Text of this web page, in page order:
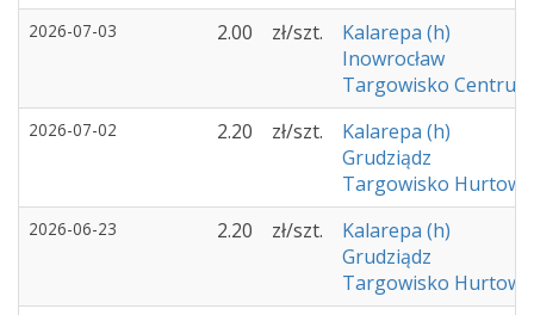
2026-07-03 2.00 zł/szt.
Kalarepa (h)
Inowrocław
Targowisko
2026-07-02 2.20 zł/szt.
Kalarepa (h)
Grudziądz
Targowisko
2026-06-23 2.20 zł/szt.
Kalarepa (h)
Grudziądz
Targowisko